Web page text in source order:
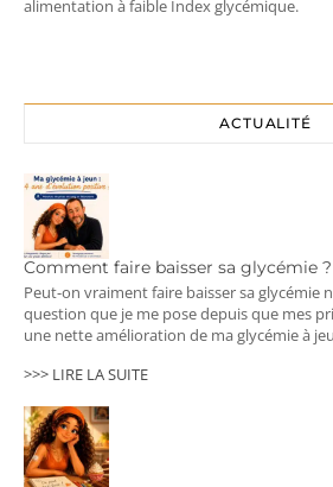
alimentation à faible Index glycémique.
ACTUALITÉ
Comment faire baisser sa glycémie ?
Peut-on vraiment faire baisser sa glycémie
question que je me pose depuis que mes
une nette amélioration de ma glycémie à
>>> LIRE LA SUITE